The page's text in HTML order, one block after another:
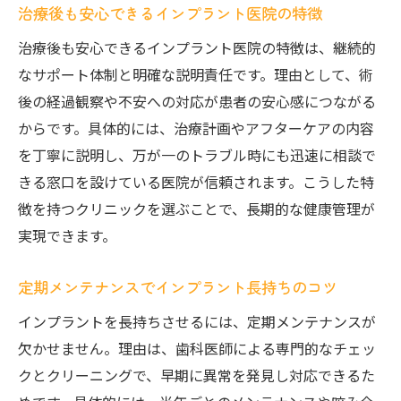
治療後も安心できるインプラント医院の特徴
治療後も安心できるインプラント医院の特徴は、継続的
なサポート体制と明確な説明責任です。理由として、術
後の経過観察や不安への対応が患者の安心感につながる
からです。具体的には、治療計画やアフターケアの内容
を丁寧に説明し、万が一のトラブル時にも迅速に相談で
きる窓口を設けている医院が信頼されます。こうした特
徴を持つクリニックを選ぶことで、長期的な健康管理が
実現できます。
定期メンテナンスでインプラント長持ちのコツ
インプラントを長持ちさせるには、定期メンテナンスが
欠かせません。理由は、歯科医師による専門的なチェッ
クとクリーニングで、早期に異常を発見し対応できるた